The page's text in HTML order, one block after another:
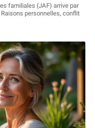
familiales (JAF) arrive par
personnelles, conflit